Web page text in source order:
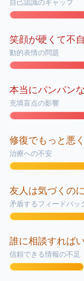
自己認識のギャップ
笑顔が硬くて不
動的表情の問題
本当にパンパン
充填盲点の影響
修復でもっと悪
治療への不安
友人は気づくの
矛盾するフィードバッ
誰に相談すれば
信頼できる情報の不足